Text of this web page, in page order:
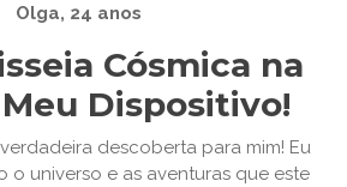
Olga, 24 anos
Cósmica na
Dispositivo!
descoberta para mim! Eu
o universo e as aventuras que este